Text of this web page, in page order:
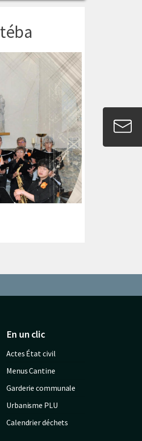
En un clic
Actes État civil
Menus Cantine
Garderie communale
Urbanisme PLU
Calendrier déchets